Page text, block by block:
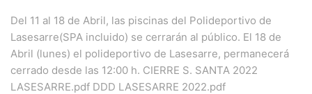
Del 11 al 18 de Abril, las piscinas del Polideportivo de
Lasesarre(SPA incluido) se cerrarán al público. El 18 de
Abril (lunes) el polideportivo de Lasesarre, permanecerá
cerrado desde las 12:00 h. CIERRE S. SANTA 2022
LASESARRE.pdf DDD LASESARRE 2022.pdf